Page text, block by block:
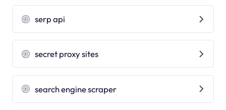
serp api
secret proxy sites
search engine scraper